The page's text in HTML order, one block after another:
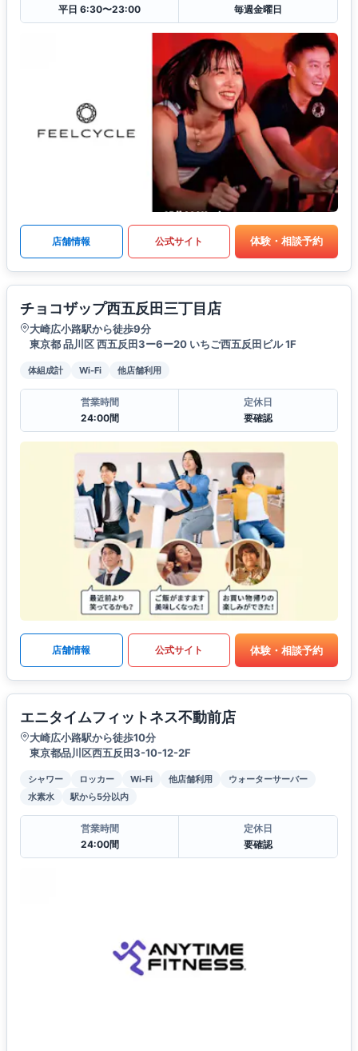
平日 6:30〜23:00
毎週金曜日
店舗情報 公式サイト 体験・相談予約
チョコザップ西五反田三丁目店
大崎広小路駅から徒歩9分
東京都 品川区 西五反田3ー6ー20 いちご西五反田ビル 1F
体組成計 Wi-Fi 他店舗利用
営業時間
24:00間
定休日
要確認
店舗情報 公式サイト 体験・相談予約
エニタイムフィットネス不動前店
大崎広小路駅から徒歩10分
東京都品川区西五反田3-10-12-2F
シャワー ロッカー Wi-Fi 他店舗利用
ウォーターサーバー
水素水
駅から5分以内
営業時間
24:00間
定休日
要確認